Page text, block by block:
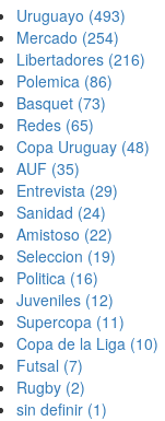
Uruguayo (493)
Mercado (254)
Libertadores (216)
Polemica (86)
Basquet (73)
Redes (65)
Copa Uruguay (48)
AUF (35)
Entrevista (29)
Sanidad (24)
Amistoso (22)
Seleccion (19)
Politica (16)
Juveniles (12)
Supercopa (11)
Copa de la Liga (10)
Futsal (7)
Rugby (2)
sin definir (1)